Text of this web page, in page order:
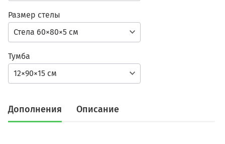
Стела 60×80×5 см
Размер стелы
12×90×15 см
Тумба
Дополнения Описание